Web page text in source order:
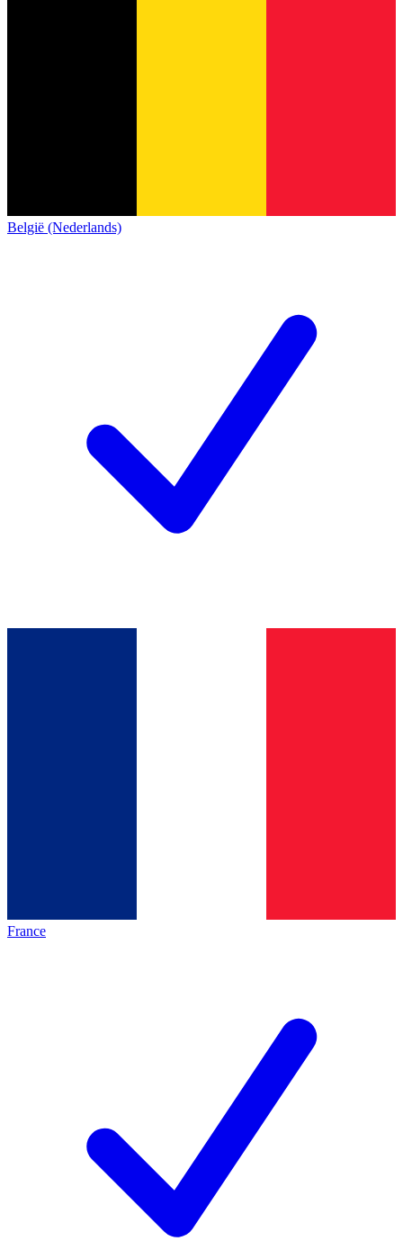
België (Nederlands)
France